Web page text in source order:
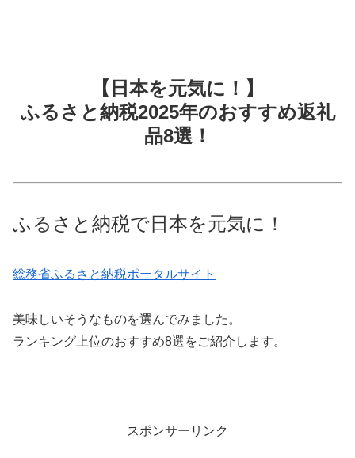
【日本を元気に！】
ふるさと納税2025年のおすすめ返礼
品8選！
ふるさと納税で日本を元気に！
総務省ふるさと納税ポータルサイト
美味しいそうなものを選んでみました。
ランキング上位のおすすめ8選をご紹介します。
スポンサーリンク